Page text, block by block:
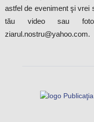
astfel de eveniment şi vrei
tău video sau
ziarul.nostru@yahoo.com.